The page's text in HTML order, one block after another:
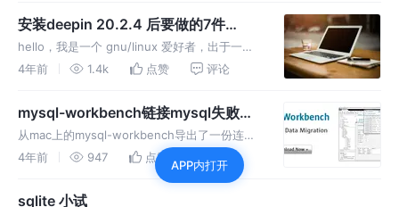
要经常询问对方短信验证码。 SMS Gate 这个
app可以将手机上的短信
安装deepin 20.2.4 后要做的7件
事-10xQA版本
hello，我是一个 gnu/linux 爱好者，出于一些
个人原因，目前使用deepin。 为了更好地掌控
4年前 1.4k 点赞 评论
mysql-workbench链接mysql失败问
题记录 1425f102:ssl
从mac上的mysql-workbench导出了一份连接
文件，导入到deepin下的mysql-workbench里
面。 部分连接打开的时候报错，提示：
1425f102:ssl 搜索了一下，这个错误跟
4年前 947 点赞 评论
sqlite 小试
APP内打开